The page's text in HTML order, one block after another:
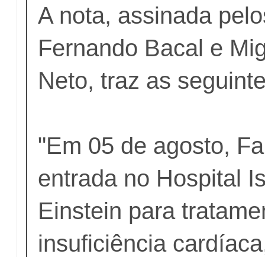
A nota, assinada
Fernando Bacal e
Neto, traz as
"Em 05 de agosto,
entrada no Hospital
Einstein para
insuficiência